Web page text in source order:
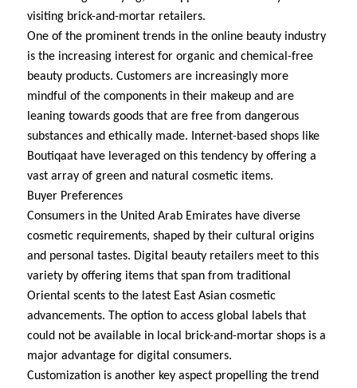
visiting brick-and-mortar retailers.
One of the prominent trends in the online beauty industry
is the increasing interest for organic and chemical-free
beauty products. Customers are increasingly more
mindful of the components in their makeup and are
leaning towards goods that are free from dangerous
substances and ethically made. Internet-based shops like
Boutiqaat have leveraged on this tendency by offering a
vast array of green and natural cosmetic items.
Buyer Preferences
Consumers in the United Arab Emirates have diverse
cosmetic requirements, shaped by their cultural origins
and personal tastes. Digital beauty retailers meet to this
variety by offering items that span from traditional
Oriental scents to the latest East Asian cosmetic
advancements. The option to access global labels that
could not be available in local brick-and-mortar shops is a
major advantage for digital consumers.
Customization is another key aspect propelling the trend